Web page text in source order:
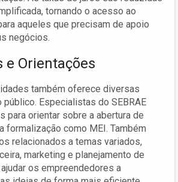
tornando o acesso ao
aqueles que precisam de apoio
negócios.
e Orientações
também oferece diversas
Especialistas do SEBRAE
para orientar sobre a abertura de
formalização como MEI. Também
relacionados a temas variados,
marketing e planejamento de
os empreendedores a